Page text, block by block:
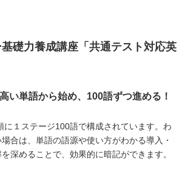
礎力養成講座「共通テスト対応英
い単語から始め、 100語ずつ進める！
に１ステージ100語で構成されています。わ
合は、単語の語源や使い方がわかる導入・
深めることで、効果的に暗記ができます。